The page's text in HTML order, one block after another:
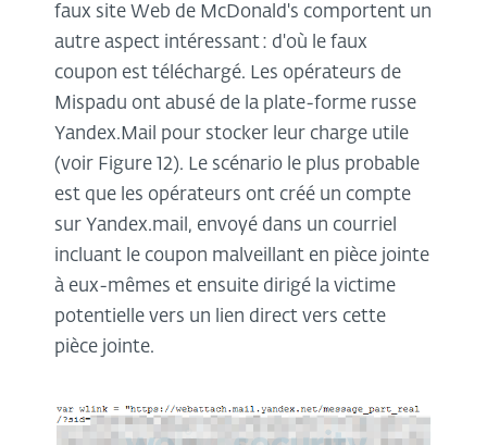
faux site Web de McDonald's comportent un
autre aspect intéressant : d'où le faux
coupon est téléchargé. Les opérateurs de
Mispadu ont abusé de la plate-forme russe
Yandex.Mail pour stocker leur charge utile
(voir Figure 12). Le scénario le plus probable
est que les opérateurs ont créé un compte
sur Yandex.mail, envoyé dans un courriel
incluant le coupon malveillant en pièce jointe
à eux-mêmes et ensuite dirigé la victime
potentielle vers un lien direct vers cette
pièce jointe.